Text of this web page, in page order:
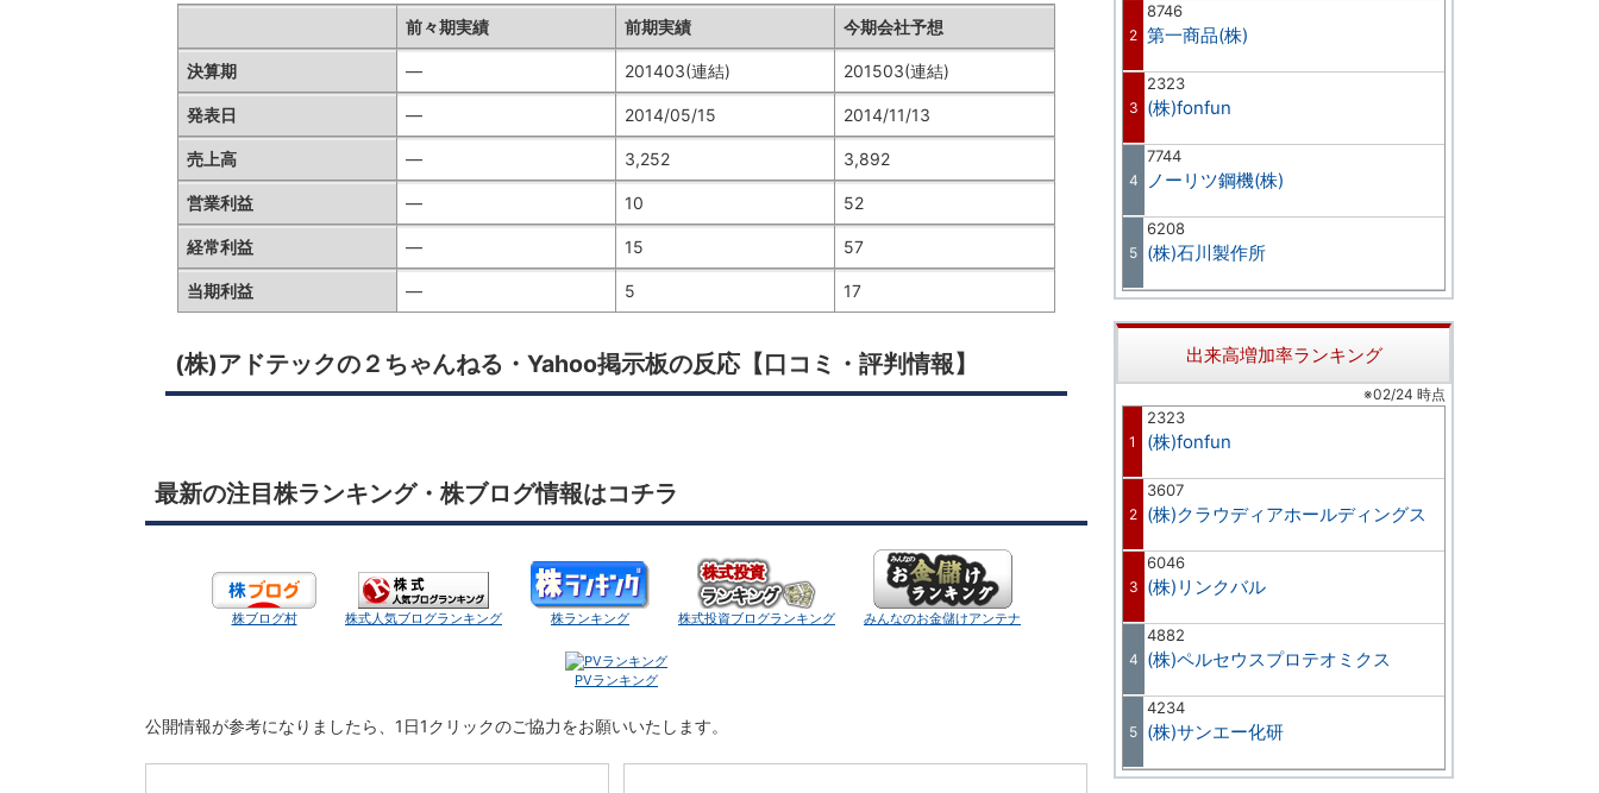
前々期実績 前期実績 今期会社予想
決算期 — 201403(連結) 201503(連結)
発表日 — 2014/05/15 2014/11/13
売上高 — 3,252 3,892
営業利益 — 10 52
経常利益 — 15 57
当期利益 — 5 17
(株)アドテックの２ちゃんねる・Yahoo掲示板の反応【口コミ・評判情報】
最新の注目株ランキング・株ブログ情報はコチラ
株ブログ村 株式人気ブログランキング 株ランキング 株式投資ブログランキング みんなのお金儲けアンテナ
PVランキング
公開情報が参考になりましたら、1日1クリックのご協力をお願いいたします。
2
8746
第一商品(株)
3
2323
(株)fonfun
4
7744
ノーリツ鋼機(株)
5
6208
(株)石川製作所
出来高増加率ランキング
※02/24 時点
1
2323
(株)fonfun
2
3607
(株)クラウディアホールディングス
3
6046
(株)リンクバル
4
4882
(株)ペルセウスプロテオミクス
5
4234
(株)サンエー化研